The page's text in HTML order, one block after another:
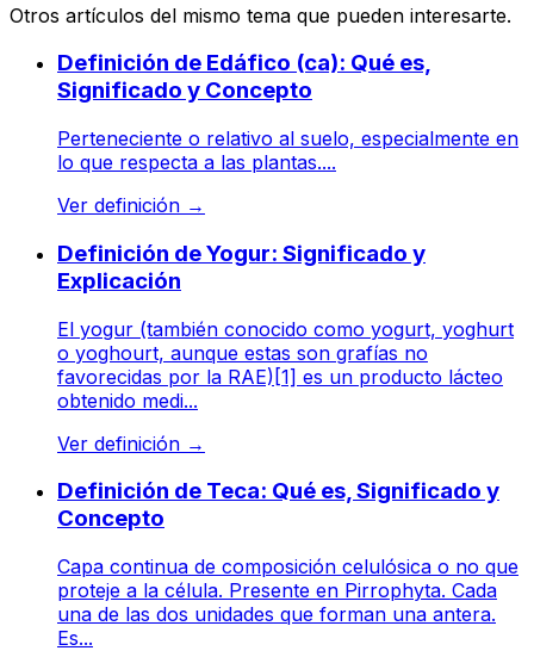
Otros artículos del mismo tema que pueden interesarte.
Definición de Edáfico (ca): Qué es,
Significado y Concepto
Perteneciente o relativo al suelo, especialmente en
lo que respecta a las plantas....
Ver definición →
Definición de Yogur: Significado y
Explicación
El yogur (también conocido como yogurt, yoghurt
o yoghourt, aunque estas son grafías no
favorecidas por la RAE)[1] es un producto lácteo
obtenido medi...
Ver definición →
Definición de Teca: Qué es, Significado y
Concepto
Capa continua de composición celulósica o no que
proteje a la célula. Presente en Pirrophyta. Cada
una de las dos unidades que forman una antera.
Es...